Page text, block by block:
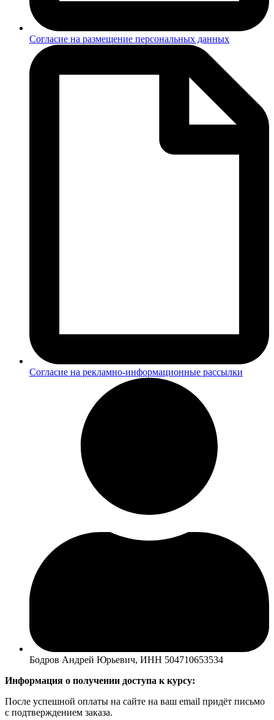
Согласие на размещение персональных данных
Согласие на рекламно-информационные рассылки
Бодров Андрей Юрьевич, ИНН 504710653534
Информация о получении доступа к курсу:
После успешной оплаты на сайте на ваш email придёт письмо
с подтверждением заказа.